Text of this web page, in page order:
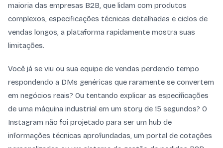
maioria das empresas B2B, que lidam com produtos
complexos, especificações técnicas detalhadas e ciclos de
vendas longos, a plataforma rapidamente mostra suas
limitações.
Você já se viu ou sua equipe de vendas perdendo tempo
respondendo a DMs genéricas que raramente se convertem
em negócios reais? Ou tentando explicar as especificações
de uma máquina industrial em um story de 15 segundos? O
Instagram não foi projetado para ser um hub de
informações técnicas aprofundadas, um portal de cotações